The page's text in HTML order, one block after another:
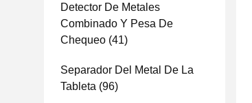
Detector De Metales
Combinado Y Pesa De
Chequeo (41)
Separador Del Metal De La
Tableta (96)